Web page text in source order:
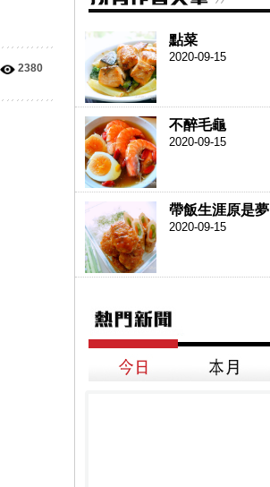
2380
點菜
2020-09-15
不醉毛龜
2020-09-15
帶飯生涯原是夢
2020-09-15